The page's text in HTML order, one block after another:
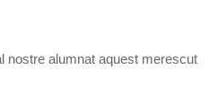
nostre alumnat aquest merescut